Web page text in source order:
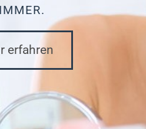
erfahren